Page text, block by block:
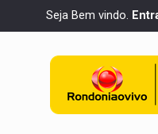
Seja Bem vindo.